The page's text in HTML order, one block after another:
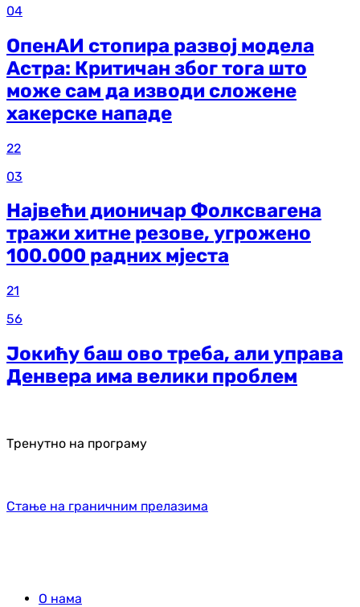
04
ОпенАИ стопира развој модела
Астра: Критичан због тога што
може сам да изводи сложене
хакерске нападе
22
03
Највећи дионичар Фолксвагена
тражи хитне резове, угрожено
100.000 радних мјеста
21
56
Јокићу баш ово треба, али управа
Денвера има велики проблем
Тренутно на програму
Стање на граничним прелазима
О нама